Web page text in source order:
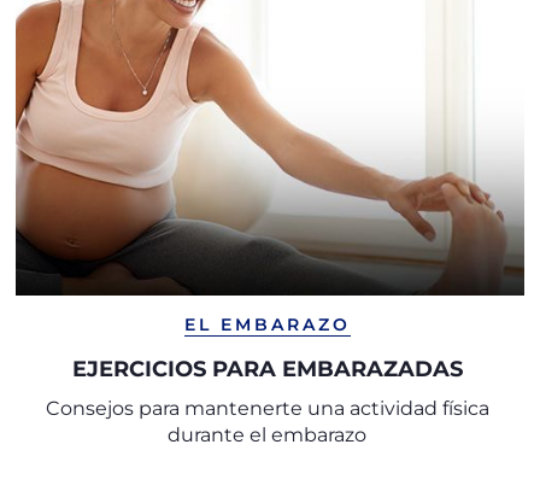
EL EMBARAZO
EJERCICIOS PARA EMBARAZADAS
Consejos para mantenerte una actividad física
durante el embarazo